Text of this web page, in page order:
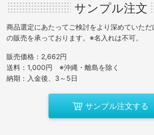
サンプル注文
商品選定にあたってご検討をより深めていた
の販売を承っております。※名入れは不可。
販売価格：2,662円
送料：1,000円 ※沖縄・離島を除く
納期：入金後、3～5日
サンプル注文する